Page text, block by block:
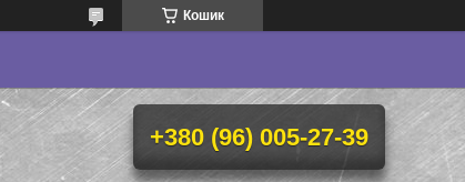
Кошик
+380 (96) 005-27-39